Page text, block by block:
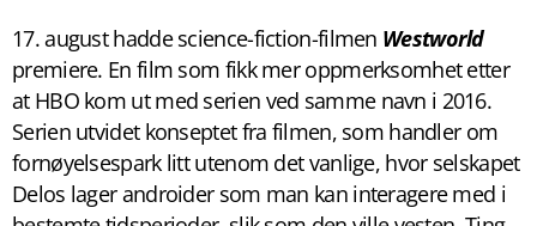
17. august hadde science-fiction-filmen Westworld
premiere. En film som fikk mer oppmerksomhet etter
at HBO kom ut med serien ved samme navn i 2016.
Serien utvidet konseptet fra filmen, som handler om
fornøyelsespark litt utenom det vanlige, hvor selskapet
Delos lager androider som man kan interagere med i